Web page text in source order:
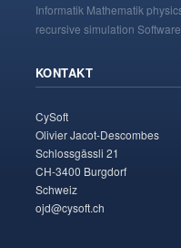
Informatik Mathematik
recursive simulation Software
KONTAKT
CySoft
Olivier Jacot-Descombes
Schlossgässli 21
CH-3400 Burgdorf
Schweiz
ojd@cysoft.ch